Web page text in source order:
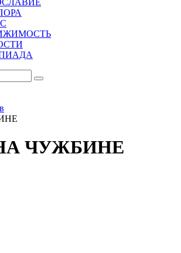
ЧУЖБИНЕ